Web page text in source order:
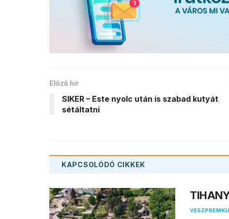
Előző hír
SIKER – Este nyolc után is szabad kutyát
sétáltatni
KAPCSOLÓDÓ CIKKEK